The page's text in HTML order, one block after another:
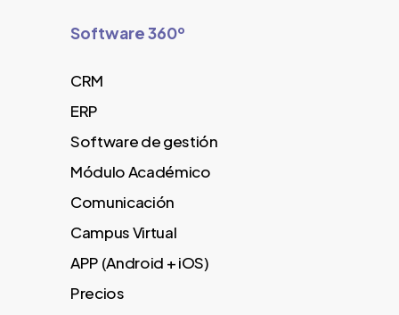
Software 360º
CRM
ERP
Software de gestión
Módulo Académico
Comunicación
Campus Virtual
APP (Android + iOS)
Precios